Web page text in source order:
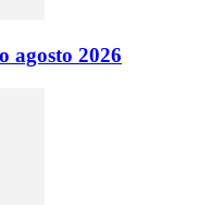
agosto 2026